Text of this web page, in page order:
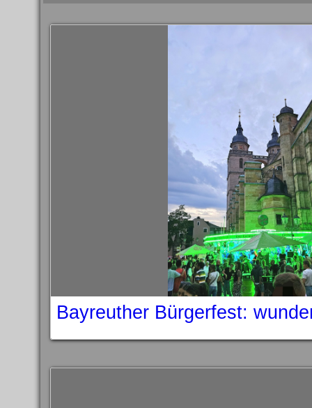
Bayreuther Bürgerfest: